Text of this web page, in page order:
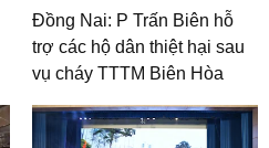
Đồng Nai: P Trấn Biên hỗ
trợ các hộ dân thiệt hại sau
vụ cháy TTTM Biên Hòa